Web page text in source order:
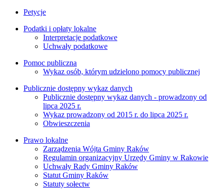
Petycje
Podatki i opłaty lokalne
Interpretacje podatkowe
Uchwały podatkowe
Pomoc publiczna
Wykaz osób, którym udzielono pomocy publicznej
Publicznie dostępny wykaz danych
Publicznie dostępny wykaz danych - prowadzony od
lipca 2025 r.
Wykaz prowadzony od 2015 r. do lipca 2025 r.
Obwieszczenia
Prawo lokalne
Zarządzenia Wójta Gminy Raków
Regulamin organizacyjny Urzędy Gminy w Rakowie
Uchwały Rady Gminy Raków
Statut Gminy Raków
Statuty sołectw